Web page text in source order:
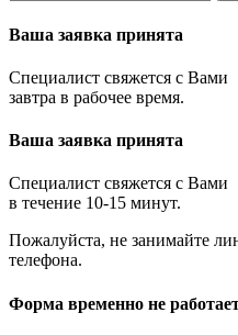
Ваша заявка принята
Специалист свяжется с Вами
завтра в рабочее время.
Ваша заявка принята
Специалист свяжется с Вами
в течение 10-15 минут.
Пожалуйста, не занимайте
телефона.
Форма временно не